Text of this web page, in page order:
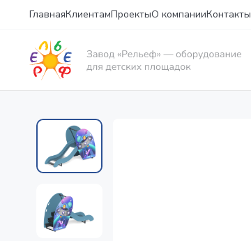
ГлавнаяКлиентамПроектыО компанииКонтакты